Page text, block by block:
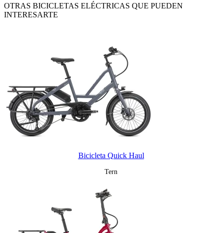
OTRAS BICICLETAS ELÉCTRICAS QUE PUEDEN
INTERESARTE
Bicicleta Quick Haul
Tern